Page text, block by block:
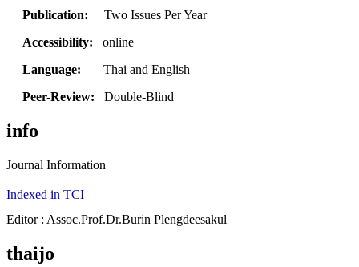
Publication:
Two Issues Per Year
Accessibility: online
Language: Thai and English
Peer-Review: Double-Blind
info
Journal Information
Indexed in TCI
Editor : Assoc.Prof.Dr.Burin Plengdeesakul
thaijo